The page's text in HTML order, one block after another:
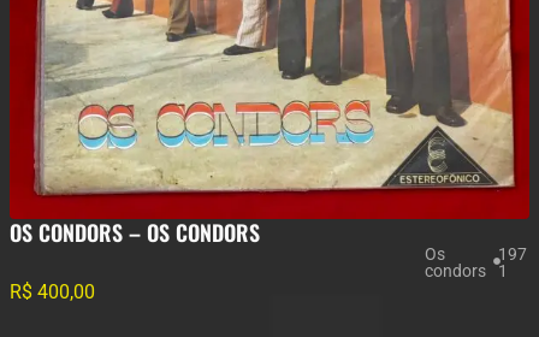
OS CONDORS – OS CONDORS
Os
condors
197
1
R$ 400,00